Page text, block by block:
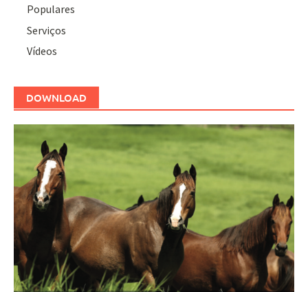
Populares
Serviços
Vídeos
DOWNLOAD